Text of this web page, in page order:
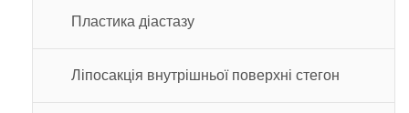
Пластика діастазу
Ліпосакція внутрішньої поверхні стегон